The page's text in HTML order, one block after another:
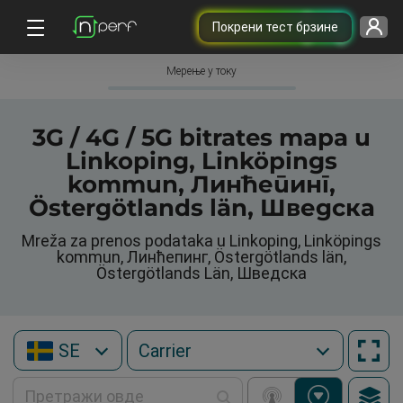
Покрени тест брзине
Мерење у току
3G / 4G / 5G bitrates mapa u
Linkoping, Linköpings
kommun, Линћепинг,
Östergötlands län, Шведска
Mreža za prenos podataka u Linkoping, Linköpings
kommun, Линћепинг, Östergötlands län,
Östergötlands Län, Шведска
SE